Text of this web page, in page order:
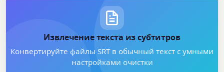
Извлечение текста из субтитров
Конвертируйте файлы SRT в обычный текст с умными
настройками очистки